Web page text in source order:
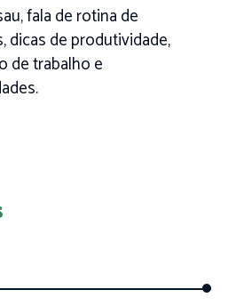
fala de rotina de
dicas de produtividade,
de trabalho e